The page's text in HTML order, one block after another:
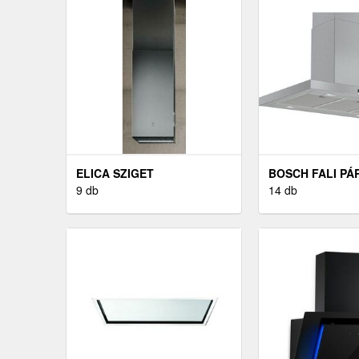
ELICA SZIGET
PÁRAELSZÍVÓ
9 db
BOSCH FALI
14 db